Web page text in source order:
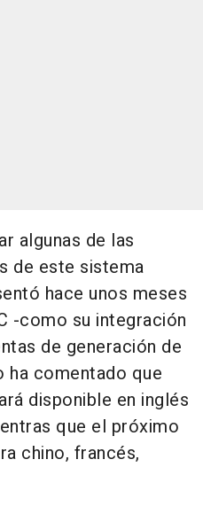
algunas de las
de este sistema
hace unos meses
-como su integración
de generación de
ha comentado que
disponible en inglés
que el próximo
chino, francés,